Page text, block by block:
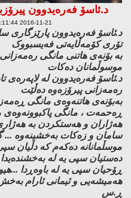
د.ئاسۆ فەرەیدوون
2016-11-21 15:11:44 پارێزگای سلێمانی
د.ئاسۆ فەرەیدوون پارێزگاری
تۆری کۆمەڵایەتی فەیسبووک
بە بۆنەی هاتنی مانگی رەمەزانی
موسوڵمانان دەکات
د.ئاسۆ فەرەیدوون لە لاپەرەی
رەمەزانی پیرۆزەوە دەڵێت
بەبۆنەی هاتنەوەی مانگی
ڕەحمەت ، مانگی
هەژاران و هەستکردن بە
سامان و زەکات بەخشینەوە ...
موسڵمانانە دەکەم کە دڵیان
دەستیان سپی یە لە بەخشندەیدا
ڕۆحیان سپی یە لە باوەڕدا
هەمیشەیی و ئیمانی ئارام
ڕ.س